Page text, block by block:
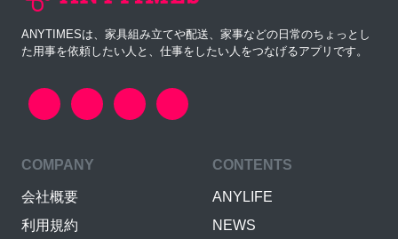
ANYTIMESは、家具組み立てや配送、家事などの日常のちょっとし
た用事を依頼したい人と、仕事をしたい人をつなげるアプリです。
COMPANY
会社概要
利用規約
CONTENTS
ANYLIFE
NEWS